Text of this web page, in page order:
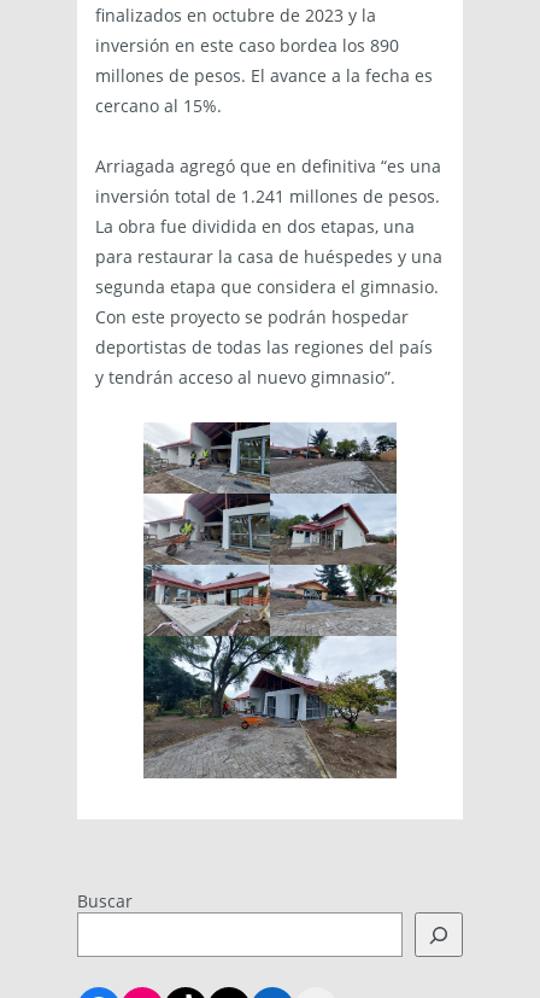
finalizados en octubre de 2023 y la
inversión en este caso bordea los 890
millones de pesos. El avance a la fecha es
cercano al 15%.
Arriagada agregó que en definitiva “es una
inversión total de 1.241 millones de pesos.
La obra fue dividida en dos etapas, una
para restaurar la casa de huéspedes y una
segunda etapa que considera el gimnasio.
Con este proyecto se podrán hospedar
deportistas de todas las regiones del país
y tendrán acceso al nuevo gimnasio”.
Buscar